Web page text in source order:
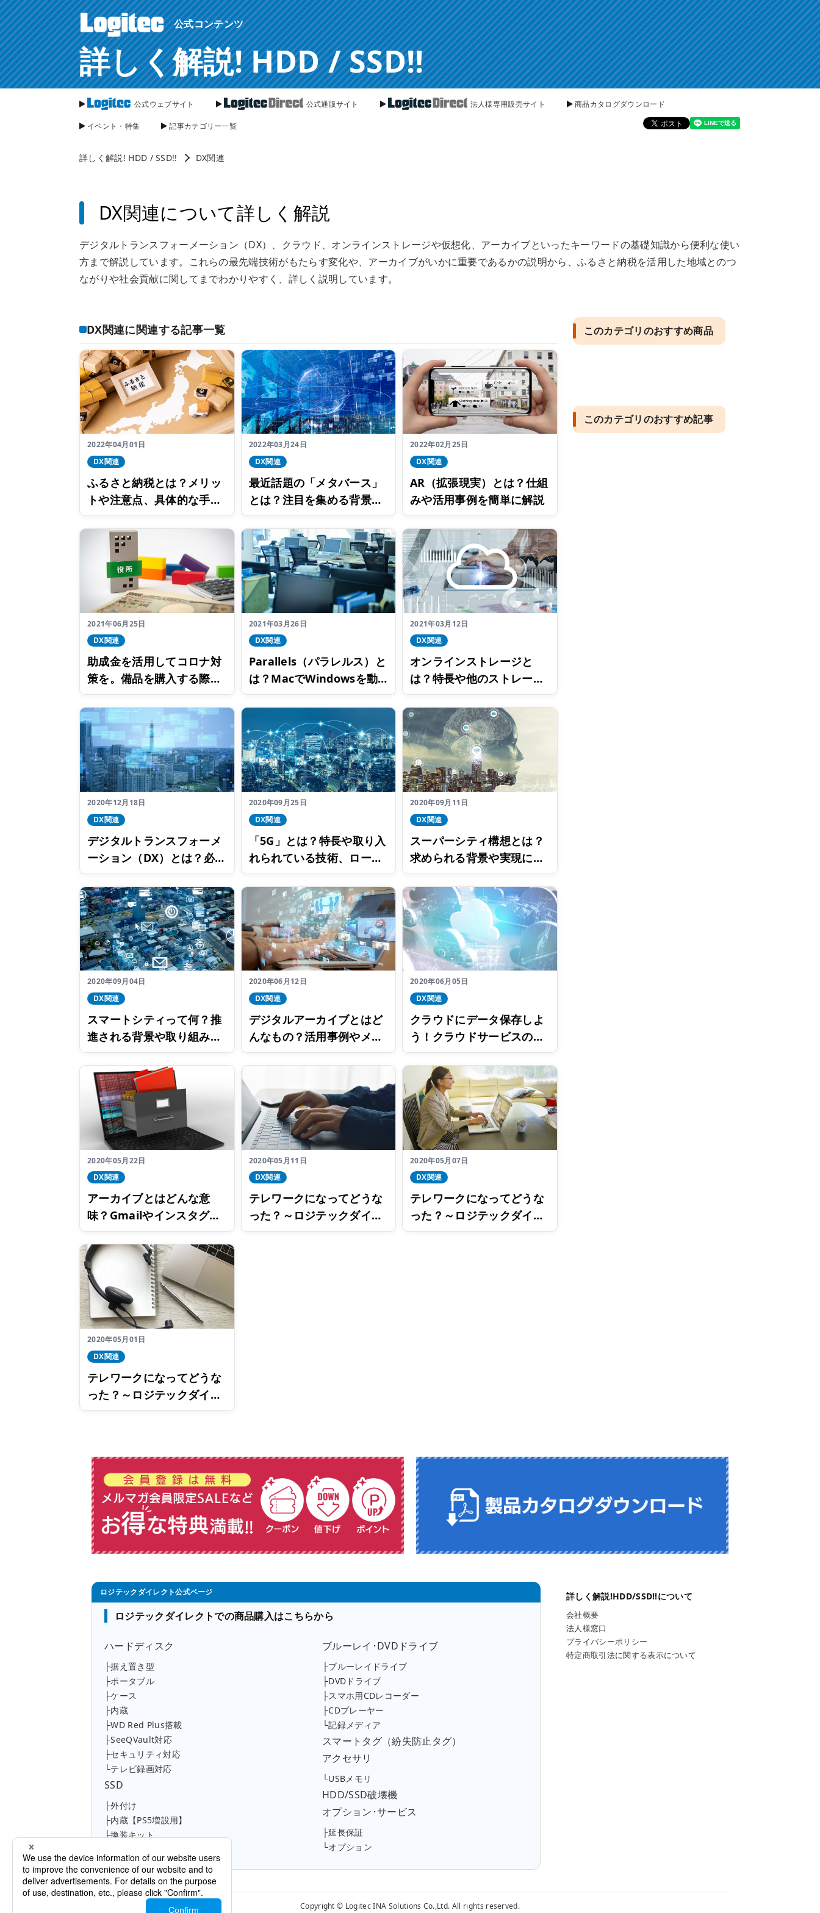
公式コンテンツ
詳しく解説! HDD / SSD!!
公式ウェブサイト 公式通販サイト 法人様専用販売サイト 商品カタログダウンロード
イベント・特集 記事カテゴリー一覧
詳しく解説! HDD / SSD!! DX関連
DX関連について詳しく解説
デジタルトランスフォーメーション（DX）、クラウド、オンラインストレージや仮想化、アーカイブといったキーワードの基礎知識から便利な使い
方まで解説しています。これらの最先端技術がもたらす変化や、アーカイブがいかに重要であるかの説明から、ふるさと納税を活用した地域とのつ
ながりや社会貢献に関してまでわかりやすく、詳しく説明しています。
DX関連に関連する記事一覧
2022年04月01日
DX関連
ふるさと納税とは？メリッ
トや注意点、具体的な手続
きの手順をご紹介
2022年03月24日
DX関連
最近話題の「メタバース」
とは？注目を集める背景を
解説
2022年02月25日
DX関連
AR（拡張現実）とは？仕組
みや活用事例を簡単に解説
2021年06月25日
DX関連
助成金を活用してコロナ対
策を。備品を購入する際に
使える助成金事業の一例
2021年03月26日
DX関連
Parallels（パラレルス）と
は？MacでWindowsを動
かせるツールを活用しよう
2021年03月12日
DX関連
オンラインストレージと
は？特長や他のストレージ
との違いを解説
2020年12月18日
DX関連
デジタルトランスフォーメ
ーション（DX）とは？必要
性や導入のための課題を解
説
2020年09月25日
DX関連
「5G」とは？特長や取り入
れられている技術、ローカ
ル5Gについても解説
2020年09月11日
DX関連
スーパーシティ構想とは？
求められる背景や実現に向
けた課題を解説
2020年09月04日
DX関連
スマートシティって何？推
進される背景や取り組みの
事例をご紹介
2020年06月12日
DX関連
デジタルアーカイブとはど
んなもの？活用事例やメリ
ットは
2020年06月05日
DX関連
クラウドにデータ保存しよ
う！クラウドサービスの基
本的な仕組みやメリットに
ついて解説
2020年05月22日
DX関連
アーカイブとはどんな意
味？Gmailやインスタグラ
ムなどでの機能と併せてご
紹介
2020年05月11日
DX関連
テレワークになってどうな
った？～ロジテックダイレ
クト東京チームでスカイプ
2020年05月07日
DX関連
テレワークになってどうな
った？～ロジテックダイレ
クト東京チームでスカイプ
2020年05月01日
DX関連
テレワークになってどうな
った？～ロジテックダイレ
クト東京チームでスカイプ
このカテゴリのおすすめ商品
このカテゴリのおすすめ記事
ロジテックダイレクトでの商品購入はこちらから
ハードディスク
├据え置き型
├ポータブル
├ケース
├内蔵
├WD Red Plus搭載
├SeeQVault対応
├セキュリティ対応
└テレビ録画対応
SSD
├外付け
├内蔵【PS5増設用】
├換装キット
ブルーレイ･DVDドライブ
├ブルーレイドライブ
├DVDドライブ
├スマホ用CDレコーダー
├CDプレーヤー
└記録メディア
スマートタグ（紛失防止タグ）
アクセサリ
└USBメモリ
HDD/SSD破壊機
オプション･サービス
├延長保証
└オプション
会社概要
法人様窓口
プライバシーポリシー
特定商取引法に関する表示について
Copyright © Logitec INA Solutions Co.,Ltd. All rights reserved.